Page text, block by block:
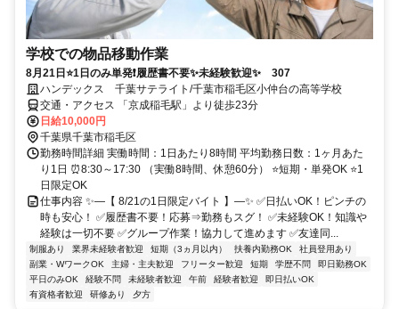
学校での物品移動作業
8月21日⭐1日のみ単発❗履歴書不要✨未経験歓迎✨ 307
ハンデックス 千葉サテライト/千葉市稲毛区小仲台の高等学校
交通・アクセス 「京成稲毛駅」より徒歩23分
日給10,000円
千葉県千葉市稲毛区
勤務時間詳細 実働時間：1日あたり8時間 平均勤務日数：1ヶ月あた
り1日 ⏰8:30～17:30 （実働8時間、休憩60分） ⭐短期・単発OK ⭐1
日限定OK
仕事内容 ✨―【 8/21の1日限定バイト 】―✨ ✅日払いOK！ピンチの
時も安心！ ✅履歴書不要！応募⇒勤務もスグ！ ✅未経験OK！知識や
経験は一切不要 ✅グループ作業！協力して進めます ✅友達同...
制服あり 業界未経験者歓迎 短期（3ヵ月以内） 扶養内勤務OK
社員登用あり
副業・WワークOK
主婦・主夫歓迎 フリーター歓迎 短期 学歴不問
即日勤務OK
平日のみOK
経験不問 未経験者歓迎 午前 経験者歓迎
即日払いOK
有資格者歓迎
研修あり 夕方